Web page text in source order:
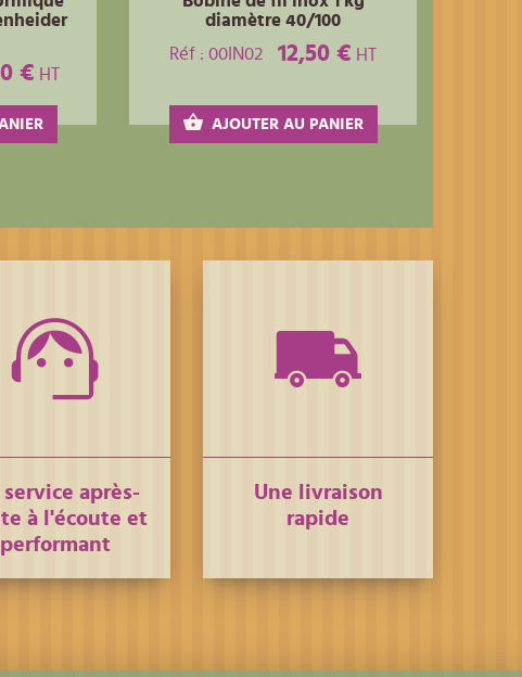
€ HT
diamètre 40/100
Réf : 00IN02
12,50 € HT
AJOUTER AU PANIER
service après-
à l'écoute et
performant
Une livraison
rapide